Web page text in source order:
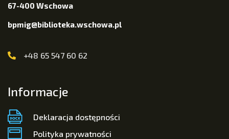
67-400 Wschowa
bpmig@biblioteka.wschowa.pl
+48 65 547 60 62
Informacje
Deklaracja dostępności
Polityka prywatności